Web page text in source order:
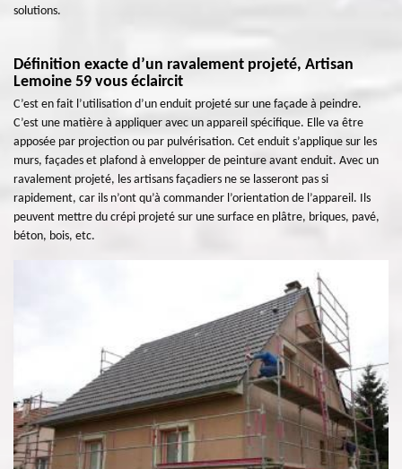
solutions.
Définition exacte d’un ravalement projeté, Artisan
Lemoine 59 vous éclaircit
C’est en fait l’utilisation d’un enduit projeté sur une façade à peindre.
C’est une matière à appliquer avec un appareil spécifique. Elle va être
apposée par projection ou par pulvérisation. Cet enduit s’applique sur les
murs, façades et plafond à envelopper de peinture avant enduit. Avec un
ravalement projeté, les artisans façadiers ne se lasseront pas si
rapidement, car ils n’ont qu’à commander l’orientation de l’appareil. Ils
peuvent mettre du crépi projeté sur une surface en plâtre, briques, pavé,
béton, bois, etc.